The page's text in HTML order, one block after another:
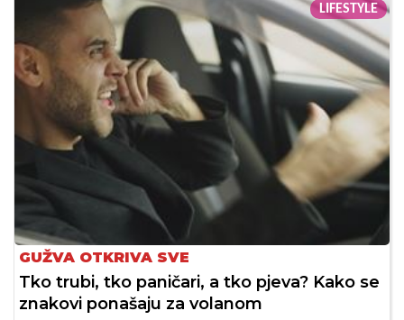
LIFESTYLE
GUŽVA OTKRIVA SVE
Tko trubi, tko paničari, a tko pjeva? Kako se
znakovi ponašaju za volanom